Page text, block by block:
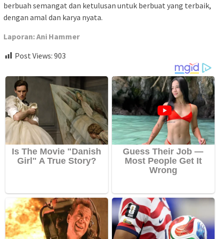
berbuah semangat dan ketulusan untuk berbuat yang terbaik,
dengan amal dan karya nyata.
Laporan: Ani Hammer
Post Views: 903